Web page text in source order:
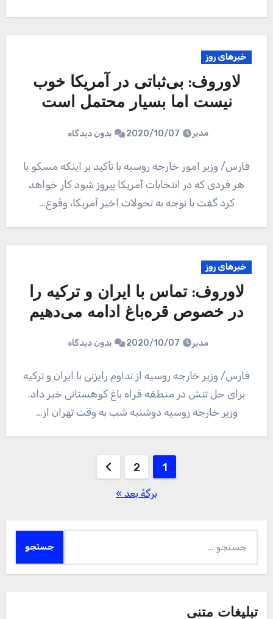
خبرهای روز
لاوروف: بی‌ثباتی در آمریکا خوب
نیست اما بسیار محتمل است
مدیر 2020/10/07 بدون دیدگاه
فارس/ وزیر امور خارجه روسیه با تأکید بر اینکه مسکو با
هر فردی که در انتخابات آمریکا پیروز شود کار خواهد
کرد گفت با توجه به تحولات اخیر آمریکا، وقوع…
خبرهای روز
لاوروف: تماس با ایران و ترکیه را
در خصوص قره‌باغ ادامه می‌دهیم
مدیر 2020/10/07 بدون دیدگاه
فارس/ وزیر خارجه روسیه از تداوم رایزنی با ایران و ترکیه
برای حل تنش در منطقه قراه باغ کوهستانی خبر داد.
وزیر خارجه روسیه دوشنبه شب به وقت تهران از…
1
2
برگهٔ بعد »
برای:
تبلیغات متنی